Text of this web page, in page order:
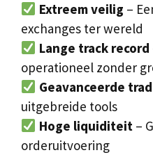
Extreem veilig –
exchanges ter wereld
Lange track record
operationeel zonder
Geavanceerde
uitgebreide tools
Hoge liquiditeit–
orderuitvoering